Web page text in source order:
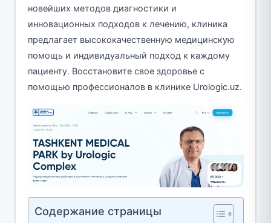
новейших методов диагностики и
инновационных подходов к лечению, клиника
предлагает высококачественную медицинскую
помощь и индивидуальный подход к каждому
пациенту. Восстановите свое здоровье с
помощью профессионалов в клинике Urologic.uz.
Содержание страницы